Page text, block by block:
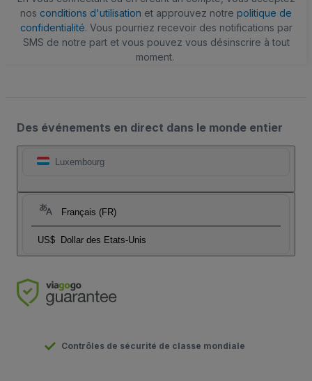
nos conditions d'utilisation et approuvez notre politique de
confidentialité. Vous pourriez recevoir des notifications par
SMS de notre part et vous pouvez vous désinscrire à tout
moment.
Des événements en direct dans le monde entier
Luxembourg
Français (FR)
US$ Dollar des Etats-Unis
Contrôles de sécurité de classe mondiale